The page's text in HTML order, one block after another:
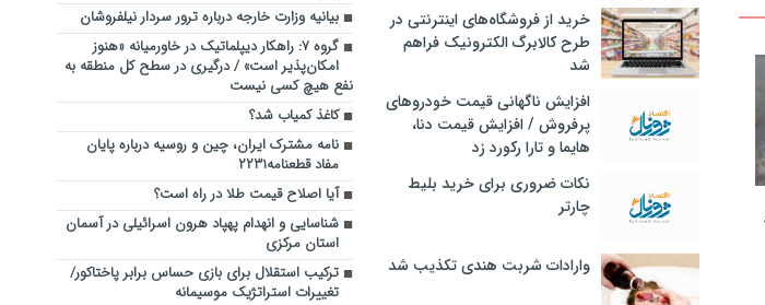
خرید از فروشگاه‌های اینترنتی در
طرح کالابرگ الکترونیک فراهم
شد
افزایش ناگهانی قیمت خودروهای
پرفروش / افزایش قیمت دنا،
هایما و تارا رکورد زد
نکات ضروری برای خرید بلیط
چارتر
وارادات شربت هندی تکذیب شد
بیانیه وزارت خارجه درباره ترور سردار نیلفروشان
گروه ۷: راهکار دیپلماتیک در خاورمیانه «هنوز
امکان‌پذیر است» / درگیری در سطح کل منطقه به
نفع هیچ کسی نیست
کاغذ کمیاب شد؟
نامه مشترک ایران، چین و روسیه درباره پایان
مفاد قطعنامه۲۲۳۱
آیا اصلاح قیمت طلا در راه است؟
شناسایی و انهدام پهپاد هرون اسرائیلی در آسمان
استان مرکزی
ترکیب استقلال برای بازی حساس برابر پاختاکور/
تغییرات استراتژیک موسیمانه